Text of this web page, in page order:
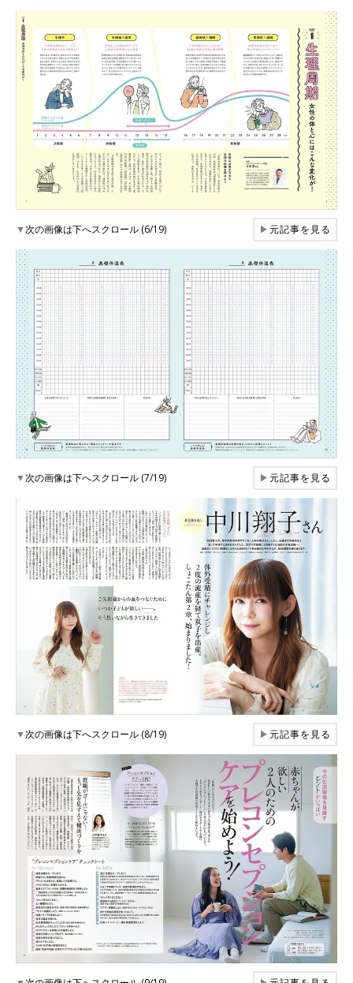
▼次の画像は下へスクロール (6/19) ▶元記事を見る
▼次の画像は下へスクロール (7/19) ▶元記事を見る
▼次の画像は下へスクロール (8/19) ▶元記事を見る